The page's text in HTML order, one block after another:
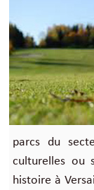
parcs du
culturelles ou
histoire à